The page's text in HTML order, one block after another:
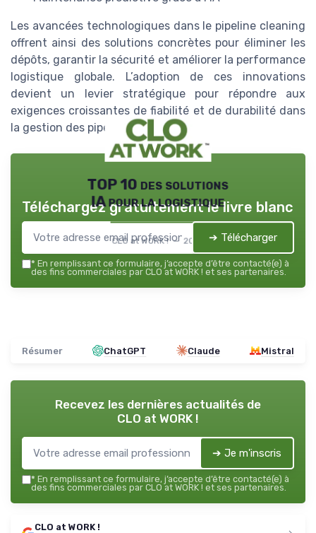
Les avancées technologiques dans le pipeline cleaning
offrent ainsi des solutions concrètes pour éliminer les
dépôts, garantir la sécurité et améliorer la performance
logistique globale. L’adoption de ces innovations
devient un levier stratégique pour répondre aux
exigences croissantes de fiabilité et de durabilité dans
la gestion des pipelines.
TOP 10 des solutions
IA pour la logistique
CLO at WORK ! — 2026
Téléchargez gratuitement le livre blanc
➔ Télécharger
* En remplissant ce formulaire, j’accepte d’être contacté(e) à
des fins commerciales par CLO at WORK ! et ses partenaires.
Résumer ChatGPT Claude Mistral
Recevez les dernières actualités de
CLO at WORK !
➔ Je m'inscris
* En remplissant ce formulaire, j’accepte d’être contacté(e) à
des fins commerciales par CLO at WORK ! et ses partenaires.
CLO at WORK !